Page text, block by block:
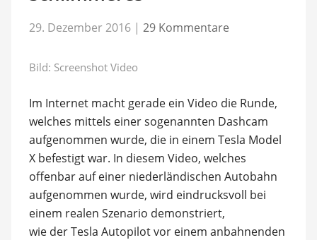
29. Dezember 2016 | 29 Kommentare
Bild: Screenshot Video
Im Internet macht gerade ein Video die Runde,
welches mittels einer sogenannten Dashcam
aufgenommen wurde, die in einem Tesla Model
X befestigt war. In diesem Video, welches
offenbar auf einer niederländischen Autobahn
aufgenommen wurde, wird eindrucksvoll bei
einem realen Szenario demonstriert,
wie der Tesla Autopilot vor einem anbahnenden